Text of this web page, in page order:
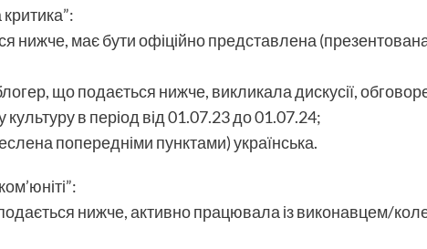
нижче, має бути офіційно представлена
що подається нижче, викликала дискусії,
в період від 01.07.23 до 01.07.24;
попередніми пунктами) українська.
нижче, активно працювала із виконавцем/